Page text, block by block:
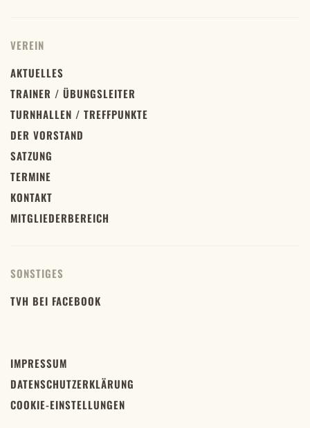
VEREIN
AKTUELLES
TRAINER / ÜBUNGSLEITER
TURNHALLEN / TREFFPUNKTE
DER VORSTAND
SATZUNG
TERMINE
KONTAKT
MITGLIEDERBEREICH
SONSTIGES
TVH BEI FACEBOOK
IMPRESSUM
DATENSCHUTZERKLÄRUNG
COOKIE-EINSTELLUNGEN